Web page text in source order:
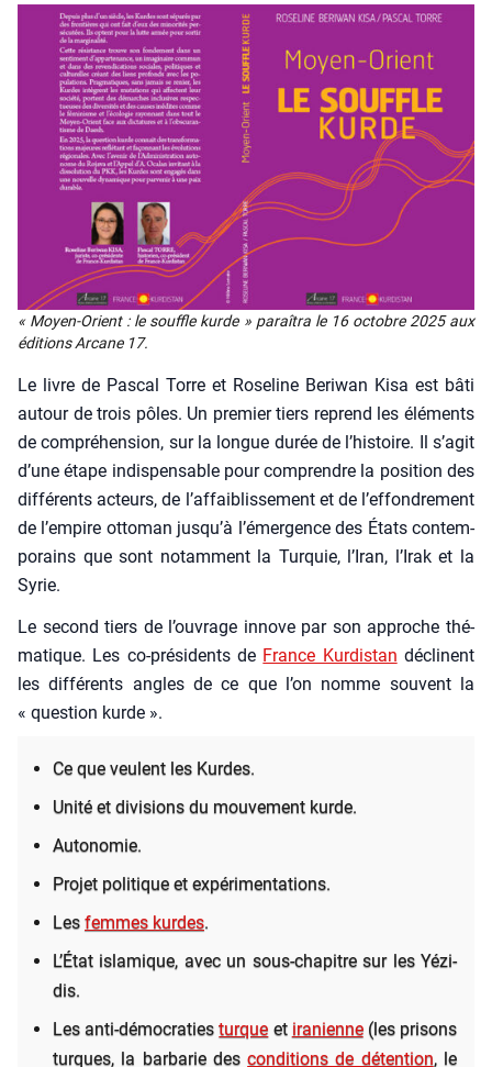
« Moyen-Orient : le souffle kurde » paraî­tra le 16 octobre 2025 aux
édi­tions Arcane 17.
Le livre de Pas­cal Torre et Rose­line Beri­wan Kisa est bâti
autour de trois pôles. Un pre­mier tiers reprend les élé­ments
de com­pré­hen­sion, sur la longue durée de l’his­toire. Il s’a­git
d’une étape indis­pen­sable pour com­prendre la posi­tion des
dif­fé­rents acteurs, de l’af­fai­blis­se­ment et de l’ef­fon­dre­ment
de l’empire otto­man jus­qu’à l’é­mer­gence des États contem­
po­rains que sont notam­ment la Tur­quie, l’I­ran, l’I­rak et la
Syrie.
Le second tiers de l’ou­vrage innove par son approche thé­
ma­tique. Les co-pré­si­dents de France Kur­dis­tan déclinent
les dif­fé­rents angles de ce que l’on nomme sou­vent la
« ques­tion kurde ».
Ce que veulent les Kurdes.
Uni­té et divi­sions du mou­ve­ment kurde.
Auto­no­mie.
Pro­jet poli­tique et expé­ri­men­ta­tions.
Les femmes kurdes.
L’É­tat isla­mique, avec un sous-cha­pitre sur les Yézi­
dis.
Les anti-démo­cra­tiesturque et ira­nienne(les pri­sons
turques, la bar­ba­rie descondi­tions de déten­tion, le